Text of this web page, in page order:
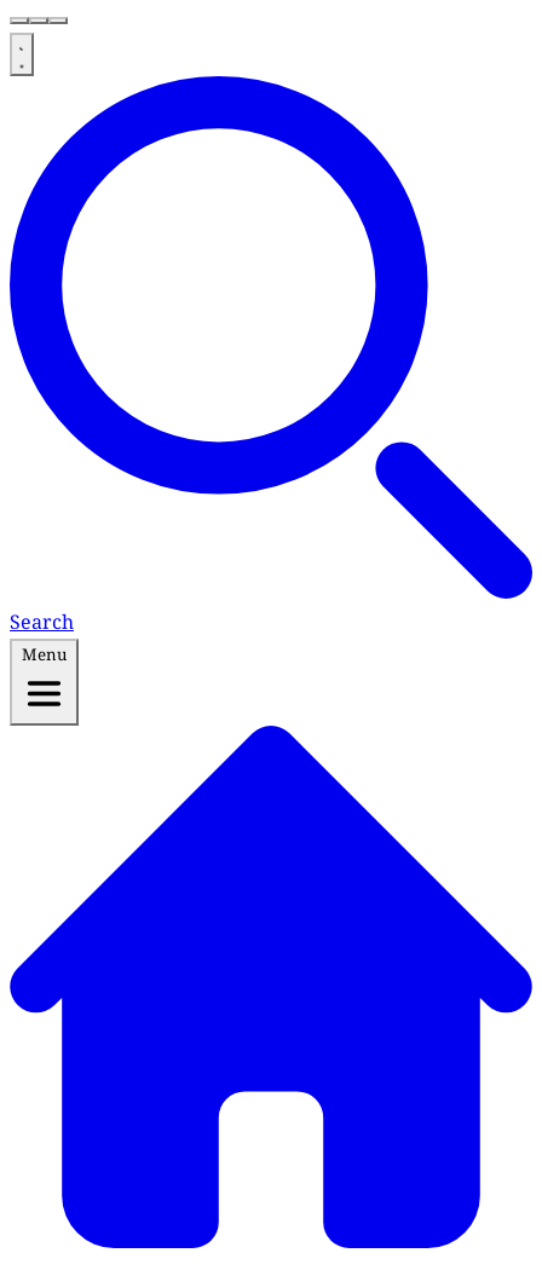
Search
Menu